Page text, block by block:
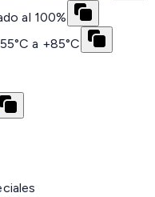
al 100%
a +85°C